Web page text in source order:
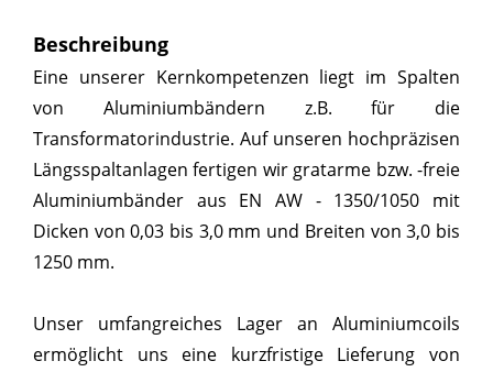
Beschreibung
Eine unserer Kernkompetenzen liegt im Spalten
von Aluminiumbändern z.B. für die
Transformatorindustrie. Auf unseren hochpräzisen
Längsspaltanlagen fertigen wir gratarme bzw. -freie
Aluminiumbänder aus EN AW - 1350/1050 mit
Dicken von 0,03 bis 3,0 mm und Breiten von 3,0 bis
1250 mm.
Unser umfangreiches Lager an Aluminiumcoils
ermöglicht uns eine kurzfristige Lieferung von